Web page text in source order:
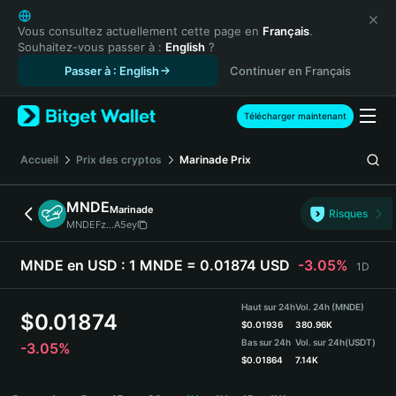
English
日本語
Tiếng Việt
Español (Latinoamérica)
Türkçe
Français
Deutsch
简体中文
繁體中文
Português (Portugal)
Bahasa Indonesia
ภาษาไทย
Español
Español (Argentina)
Vous consultez actuellement cette page en Français.
Souhaitez-vous passer à : English ?
Passer à : English
Continuer en Français
Télécharger maintenant
Accueil Prix des cryptos Marinade Prix
MNDEMarinade
MNDEFz...A5ey
Risques
MNDE en USD : 1 MNDE = 0.01874 USD -3.05% 1D
$0.01874
-3.05%
Haut sur 24h
$0.01936
Bas sur 24h
$0.01864
Vol. 24h (MNDE)
380.96K
Vol. sur 24h(USDT)
7.14K